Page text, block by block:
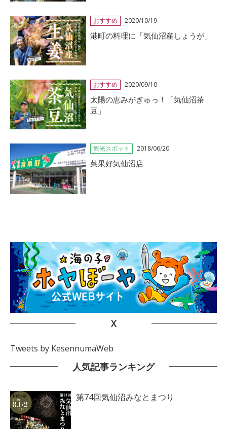
おすすめ 2020/10/19
港町の料理に「気仙沼産しょうが」
おすすめ 2020/09/10
太陽の恵みがぎゅっ！「気仙沼茶
豆」
観光スポット 2018/06/20
菜果好気仙沼店
X
Tweets by KesennumaWeb
人気記事ランキング
第74回気仙沼みなとまつり